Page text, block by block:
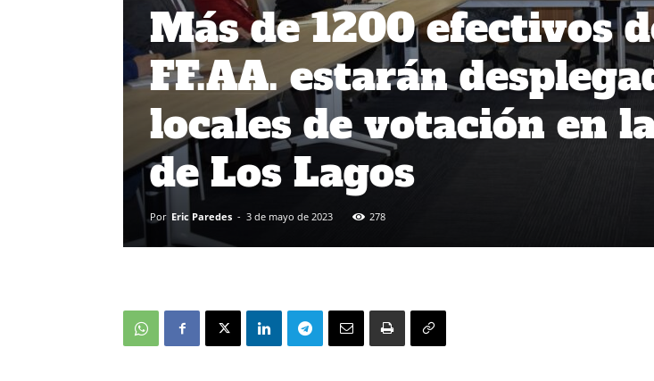
Más de 1200 efectivos
FF.AA. estarán
locales de votación en
de Los Lagos
Por Eric Paredes - 3 de mayo de 2023 278